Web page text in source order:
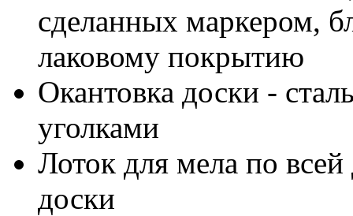
сделанных маркером,
лаковому покрытию
Окантовка доски -
уголками
Лоток для мела по
доски